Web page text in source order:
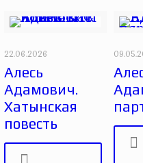
22.06.2026
Алесь
Адамович.
Хатынская
повесть